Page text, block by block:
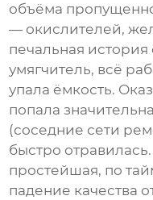
объёма
— окислителей,
печальная
умягчитель, всё
упала ёмкость.
попала
(соседние сети
быстро
простейшая, по
падение качества